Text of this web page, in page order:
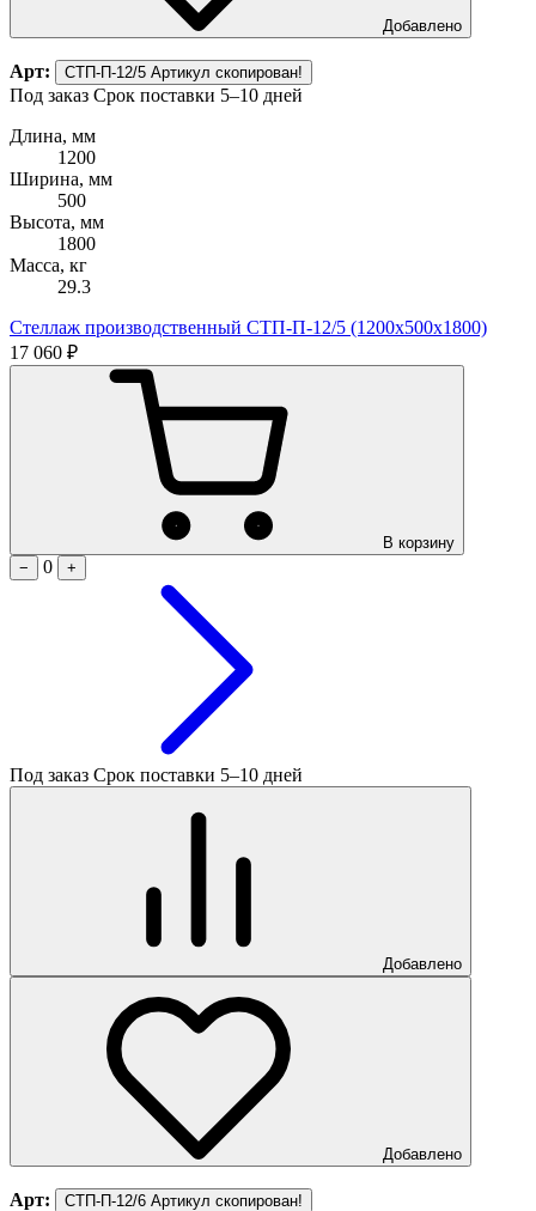
Добавлено
Арт: СТП-П-12/5 Артикул скопирован!
Под заказ Срок поставки 5–10 дней
Длина, мм
1200
Ширина, мм
500
Высота, мм
1800
Масса, кг
29.3
Стеллаж производственный СТП-П-12/5 (1200х500х1800)
17 060 ₽
В корзину
−
0 +
Под заказ Срок поставки 5–10 дней
Добавлено
Добавлено
Арт: СТП-П-12/6 Артикул скопирован!